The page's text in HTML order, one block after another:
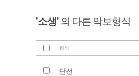
'소생'의 다른 악보형식
형식
단선